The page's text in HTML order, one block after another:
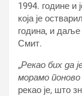
1994. године и
која је
година, и даље
Смит.
„Рекао бих да
морамо
рекао је, што